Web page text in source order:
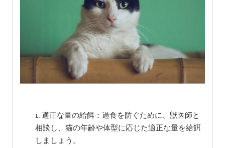
適正な量の給餌：過食を防ぐために、獣医師と
相談し、猫の年齢や体型に応じた適正な量を給餌
しましょう。